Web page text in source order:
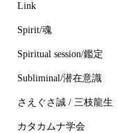
Link
Spirit/魂
Spiritual session/鑑定
Subliminal/潜在意識
さえぐさ誠 / 三枝龍生
カタカムナ学会